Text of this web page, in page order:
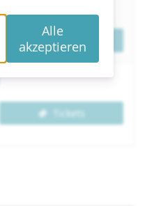
Tickets
Tickets
Alle
akzeptieren